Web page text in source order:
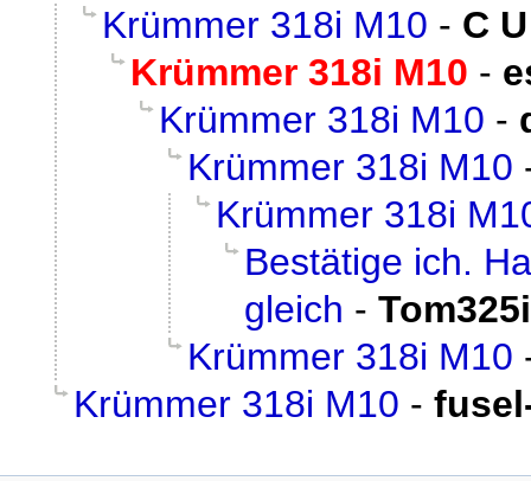
Krümmer 318i M10 - C
Krümmer 318i M10 -
Krümmer 318i M10 -
Krümmer 318i M10
Krümmer 318i
Bestätige ich.
gleich -
Krümmer 318i M10
Krümmer 318i M10 -